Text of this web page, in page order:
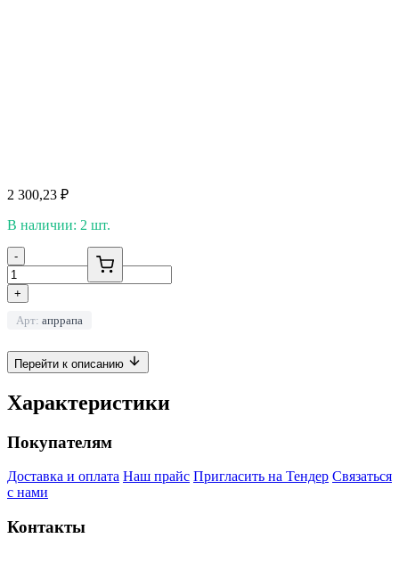
2 300,23 ₽
В наличии: 2 шт.
-
+
Арт: апррапа
Перейти к описанию
Характеристики
Покупателям
Доставка и оплата Наш прайс Пригласить на Тендер Связаться
с нами
Контакты